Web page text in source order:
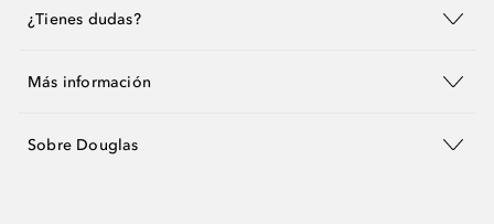
¿Tienes dudas?
Más información
Sobre Douglas